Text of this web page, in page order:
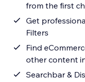
from the first
Get
Filters
Find
other content
Searchbar &